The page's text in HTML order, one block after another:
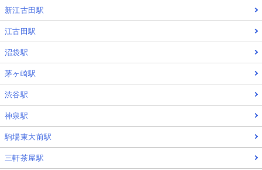
新江古田駅
江古田駅
沼袋駅
茅ヶ崎駅
渋谷駅
神泉駅
駒場東大前駅
三軒茶屋駅